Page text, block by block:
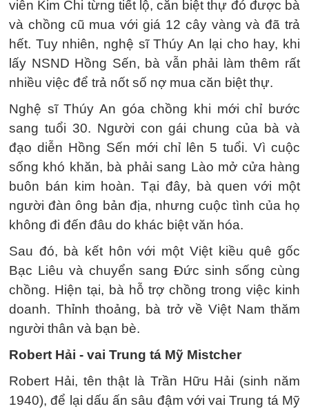
viên Kim Chi từng tiết lộ, căn biệt thự đó được bà
và chồng cũ mua với giá 12 cây vàng và đã trả
hết. Tuy nhiên, nghệ sĩ Thúy An lại cho hay, khi
lấy NSND Hồng Sến, bà vẫn phải làm thêm rất
nhiều việc để trả nốt số nợ mua căn biệt thự.
Nghệ sĩ Thúy An góa chồng khi mới chỉ bước
sang tuổi 30. Người con gái chung của bà và
đạo diễn Hồng Sến mới chỉ lên 5 tuổi. Vì cuộc
sống khó khăn, bà phải sang Lào mở cửa hàng
buôn bán kim hoàn. Tại đây, bà quen với một
người đàn ông bản địa, nhưng cuộc tình của họ
không đi đến đâu do khác biệt văn hóa.
Sau đó, bà kết hôn với một Việt kiều quê gốc
Bạc Liêu và chuyển sang Đức sinh sống cùng
chồng. Hiện tại, bà hỗ trợ chồng trong việc kinh
doanh. Thỉnh thoảng, bà trở về Việt Nam thăm
người thân và bạn bè.
Robert Hải - vai Trung tá Mỹ Mistcher
Robert Hải, tên thật là Trần Hữu Hải (sinh năm
1940), để lại dấu ấn sâu đậm với vai Trung tá Mỹ